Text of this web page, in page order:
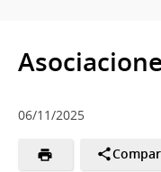
06/11/2025